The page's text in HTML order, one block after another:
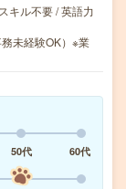
キル不要 / 英語力
未経験OK）※業
50代
60代